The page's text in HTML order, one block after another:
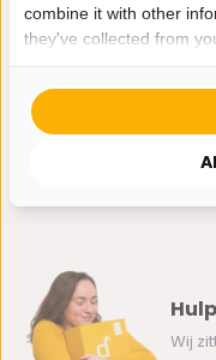
Wij
combine it with other
they've collected from